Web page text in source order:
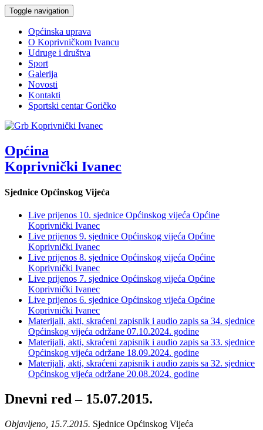
Toggle navigation
Općinska uprava
O Koprivničkom Ivancu
Udruge i društva
Sport
Galerija
Novosti
Kontakti
Sportski centar Goričko
Općina
Koprivnički Ivanec
Sjednice Općinskog Vijeća
Live prijenos 10. sjednice Općinskog vijeća Općine
Koprivnički Ivanec
Live prijenos 9. sjednice Općinskog vijeća Općine
Koprivnički Ivanec
Live prijenos 8. sjednice Općinskog vijeća Općine
Koprivnički Ivanec
Live prijenos 7. sjednice Općinskog vijeća Općine
Koprivnički Ivanec
Live prijenos 6. sjednice Općinskog vijeća Općine
Koprivnički Ivanec
Materijali, akti, skraćeni zapisnik i audio zapis sa 34. sjednice
Općinskog vijeća održane 07.10.2024. godine
Materijali, akti, skraćeni zapisnik i audio zapis sa 33. sjednice
Općinskog vijeća održane 18.09.2024. godine
Materijali, akti, skraćeni zapisnik i audio zapis sa 32. sjednice
Općinskog vijeća održane 20.08.2024. godine
Dnevni red – 15.07.2015.
Objavljeno, 15.7.2015. Sjednice Općinskog Vijeća